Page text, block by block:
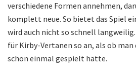
verschiedene Formen annehmen,
komplett neue. So bietet das Spiel
wird auch nicht so schnell
für Kirby-Vertanen so an, als ob
schon einmal gespielt hätte.